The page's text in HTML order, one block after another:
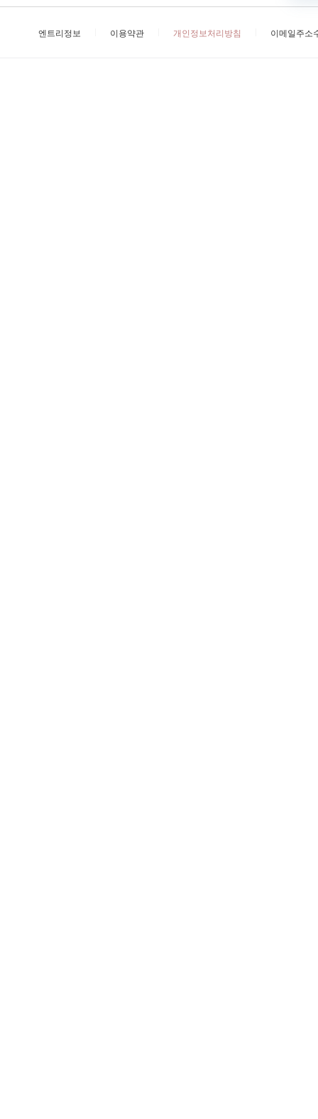
엔트리정보 이용약관 개인정보처리방침 이메일주소